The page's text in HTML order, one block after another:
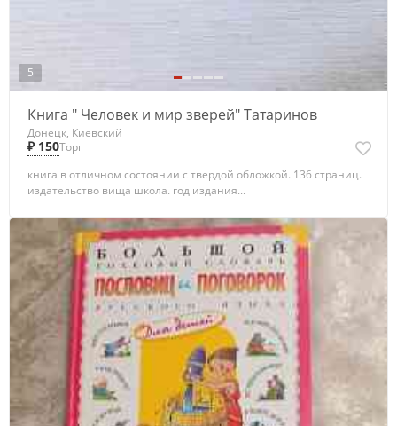
5
Книга " Человек и мир зверей" Татаринов
Донецк, Киевский
₽ 150Торг
книга в отличном состоянии с твердой обложкой. 136 страниц.
издательство вища школа. год издания...